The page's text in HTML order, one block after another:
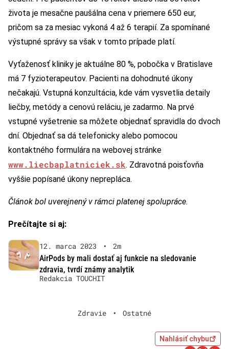
života je mesačne paušálna cena v priemere 650 eur,
pričom sa za mesiac vykoná 4 až 6 terapií. Za spomínané
výstupné správy sa však v tomto prípade platí.
Vyťaženosť kliniky je aktuálne 80 %, pobočka v Bratislave
má 7 fyzioterapeutov. Pacienti na dohodnuté úkony
nečakajú. Vstupná konzultácia, kde vám vysvetlia detaily
liečby, metódy a cenovú reláciu, je zadarmo. Na prvé
vstupné vyšetrenie sa môžete objednať spravidla do dvoch
dní. Objednať sa dá telefonicky alebo pomocou
kontaktného formulára na webovej stránke
www.liecbaplatniciek.sk. Zdravotná poisťovňa
vyššie popísané úkony neprepláca.
Článok bol uverejnený v rámci platenej spolupráce.
Prečítajte si aj:
12. marca 2023 •
2m
AirPods by mali dostať aj funkcie na sledovanie
zdravia, tvrdí známy analytik
Redakcia TOUCHIT
Zdravie • Ostatné
Nahlásiť chybu